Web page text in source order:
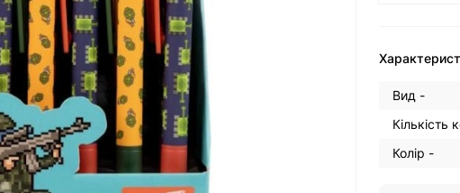
Вид -
Кількість
Колір -